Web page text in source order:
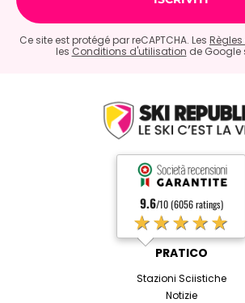
Ce site est protégé par reCAPTCHA. Les
les Conditions d'utilisation de Google
9.6/10 (6056 ratings)
★★★★★
PRATICO
Stazioni Sciistiche
Notizie